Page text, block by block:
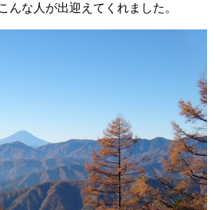
んな人が出迎えてくれました。